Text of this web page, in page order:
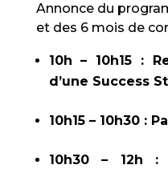
Annonce du
et des 6 mois de
10h – 10h15 :
d’une Success
10h15 – 10h30 :
10h30 – 12h :